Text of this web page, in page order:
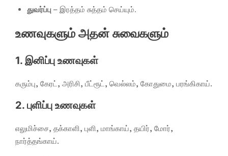
துவர்ப்பு – இரத்தம் சுத்தம் செய்யும்.
உணவுகளும் அதன் சுவைகளும்
1. இனிப்பு உணவுகள்
கரும்பு, கேரட், அரிசி, பீட்ரூட், வெல்லம், கோதுமை, பரங்கிகாய்.
2. புளிப்பு உணவுகள்
எலுமிச்சை, தக்காளி, புளி, மாங்காய், தயிர், மோர்,
நார்த்தங்காய்.